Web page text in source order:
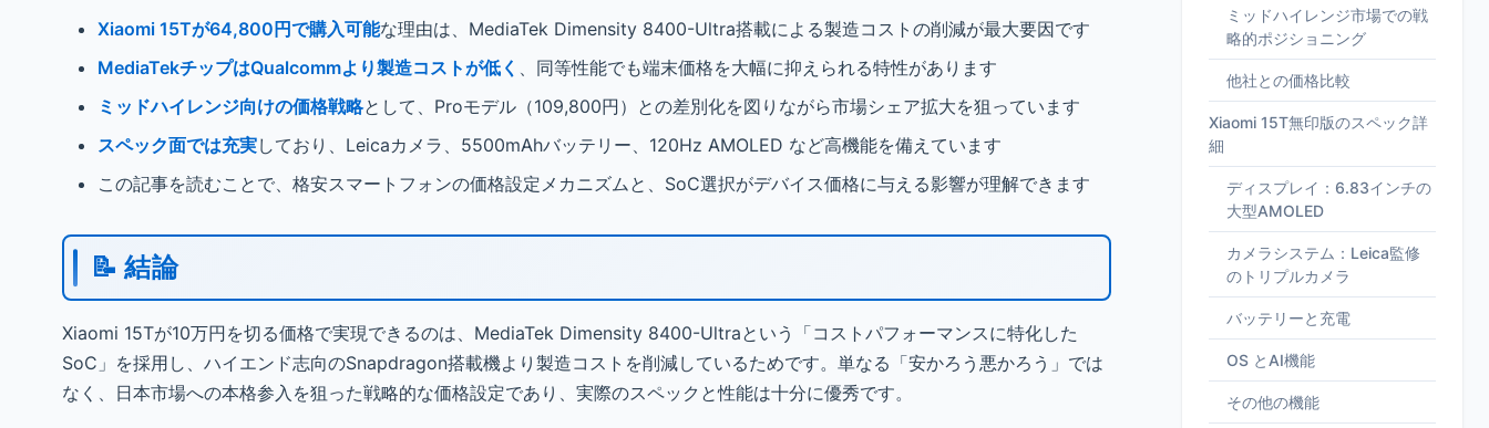
Xiaomi 15Tが64,800円で購入可能な理由は、MediaTek Dimensity 8400-Ultra搭載による製造コストの削減が最大要因です
MediaTekチップはQualcommより製造コストが低く 、同等性能でも端末価格を大幅に抑えられる特性があります
ミッドハイレンジ向けの価格戦略として、Proモデル（109,800円）との差別化を図りながら市場シェア拡大を狙っています
スペック面では充実しており、Leicaカメラ、5500mAhバッテリー、120Hz AMOLED など高機能を備えています
この記事を読むことで、格安スマートフォンの価格設定メカニズムと、SoC選択がデバイス価格に与える影響が理解できます
📝 結論
Xiaomi 15Tが10万円を切る価格で実現できるのは、MediaTek Dimensity 8400-Ultraという「コストパフォーマンスに特化した
SoC」を採用し、ハイエンド志向のSnapdragon搭載機より製造コストを削減しているためです。単なる「安かろう悪かろう」では
なく、日本市場への本格参入を狙った戦略的な価格設定であり、実際のスペックと性能は十分に優秀です。
ミッドハイレンジ市場での戦
略的ポジショニング
他社との価格比較
Xiaomi 15T無印版のスペック詳
細
ディスプレイ：6.83インチの
大型AMOLED
カメラシステム：Leica監修
のトリプルカメラ
バッテリーと充電
OS とAI機能
その他の機能